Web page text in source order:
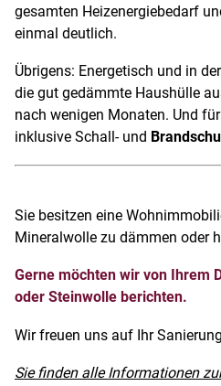
gesamten Heizenergiebedarf
einmal deutlich.
Übrigens: Energetisch und in
die gut gedämmte Haushülle
nach wenigen Monaten. Und
inklusive Schall- und
Sie besitzen eine
Mineralwolle zu dämmen oder
Gerne möchten wir von Ihrem
oder Steinwolle berichten.
Wir freuen uns auf Ihr
Sie finden alle Informationen